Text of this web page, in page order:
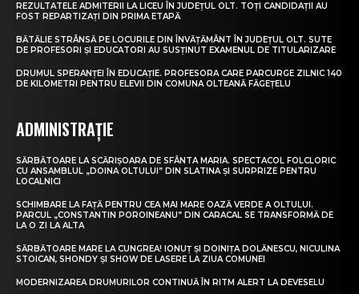
REZULTATELE ADMITERII LA LICEU ÎN JUDEȚUL OLT. TOȚI CANDIDAȚII AU
FOST REPARTIZAȚI DIN PRIMA ETAPĂ
BĂTĂLIE STRÂNSĂ PE LOCURILE DIN ÎNVĂȚĂMÂNT ÎN JUDEȚUL OLT. SUTE
DE PROFESORI ȘI EDUCATORI AU SUSȚINUT EXAMENUL DE TITULARIZARE
DRUMUL SPERANȚEI ÎN EDUCAȚIE. PROFESORA CARE PARCURGE ZILNIC 140
DE KILOMETRI PENTRU ELEVII DIN COMUNA OLTEANĂ FĂGEȚELU
ADMINISTRAȚIE
SĂRBĂTOARE LA SCĂRIȘOARA DE SFÂNTA MARIA. SPECTACOL FOLCLORIC
CU ANSAMBLUL „DOINA OLTULUI” DIN SLATINA ȘI SURPRIZE PENTRU
LOCALNICI
SCHIMBARE LA FAȚĂ PENTRU CEA MAI MARE OAZĂ VERDE A OLTULUI.
PARCUL „CONSTANTIN POROINEANU” DIN CARACAL SE TRANSFORMĂ DE
LA O ZI LA ALTA
SĂRBĂTOARE MARE LA CUNGREA! IONUȚ ȘI DOINIȚA DOLĂNESCU, NICULINA
STOICAN, SHONDY ȘI SHOW DE LASERE LA ZIUA COMUNEI
MODERNIZAREA DRUMURILOR CONTINUĂ ÎN RITM ALERT LA DEVESELU